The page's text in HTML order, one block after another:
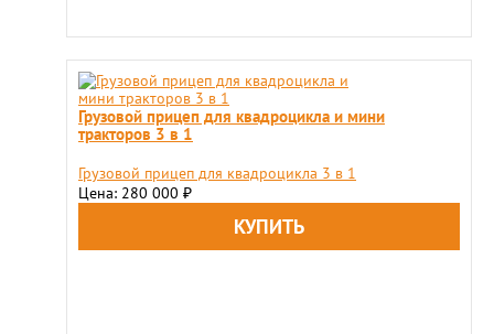
Грузовой прицеп для квадроцикла и мини
тракторов 3 в 1
Грузовой прицеп для квадроцикла 3 в 1
Цена: 280 000 ₽